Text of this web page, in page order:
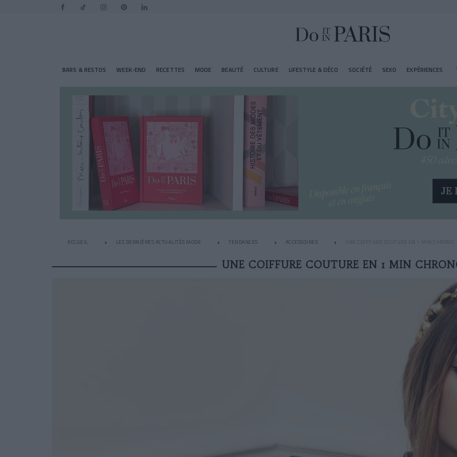
BARS & RESTOS WEEK-END RECETTES MODE BEAUTÉ CULTURE LIFESTYLE & DÉCO SOCIÉTÉ SEXO EXPÉRIENCES
ACCUEIL LES DERNIÈRES ACTUALITÉS MODE TENDANCES ACCESSOIRES UNE COIFFURE COUTURE EN 1 MIN CHRONO
UNE COIFFURE COUTURE EN 1 MIN